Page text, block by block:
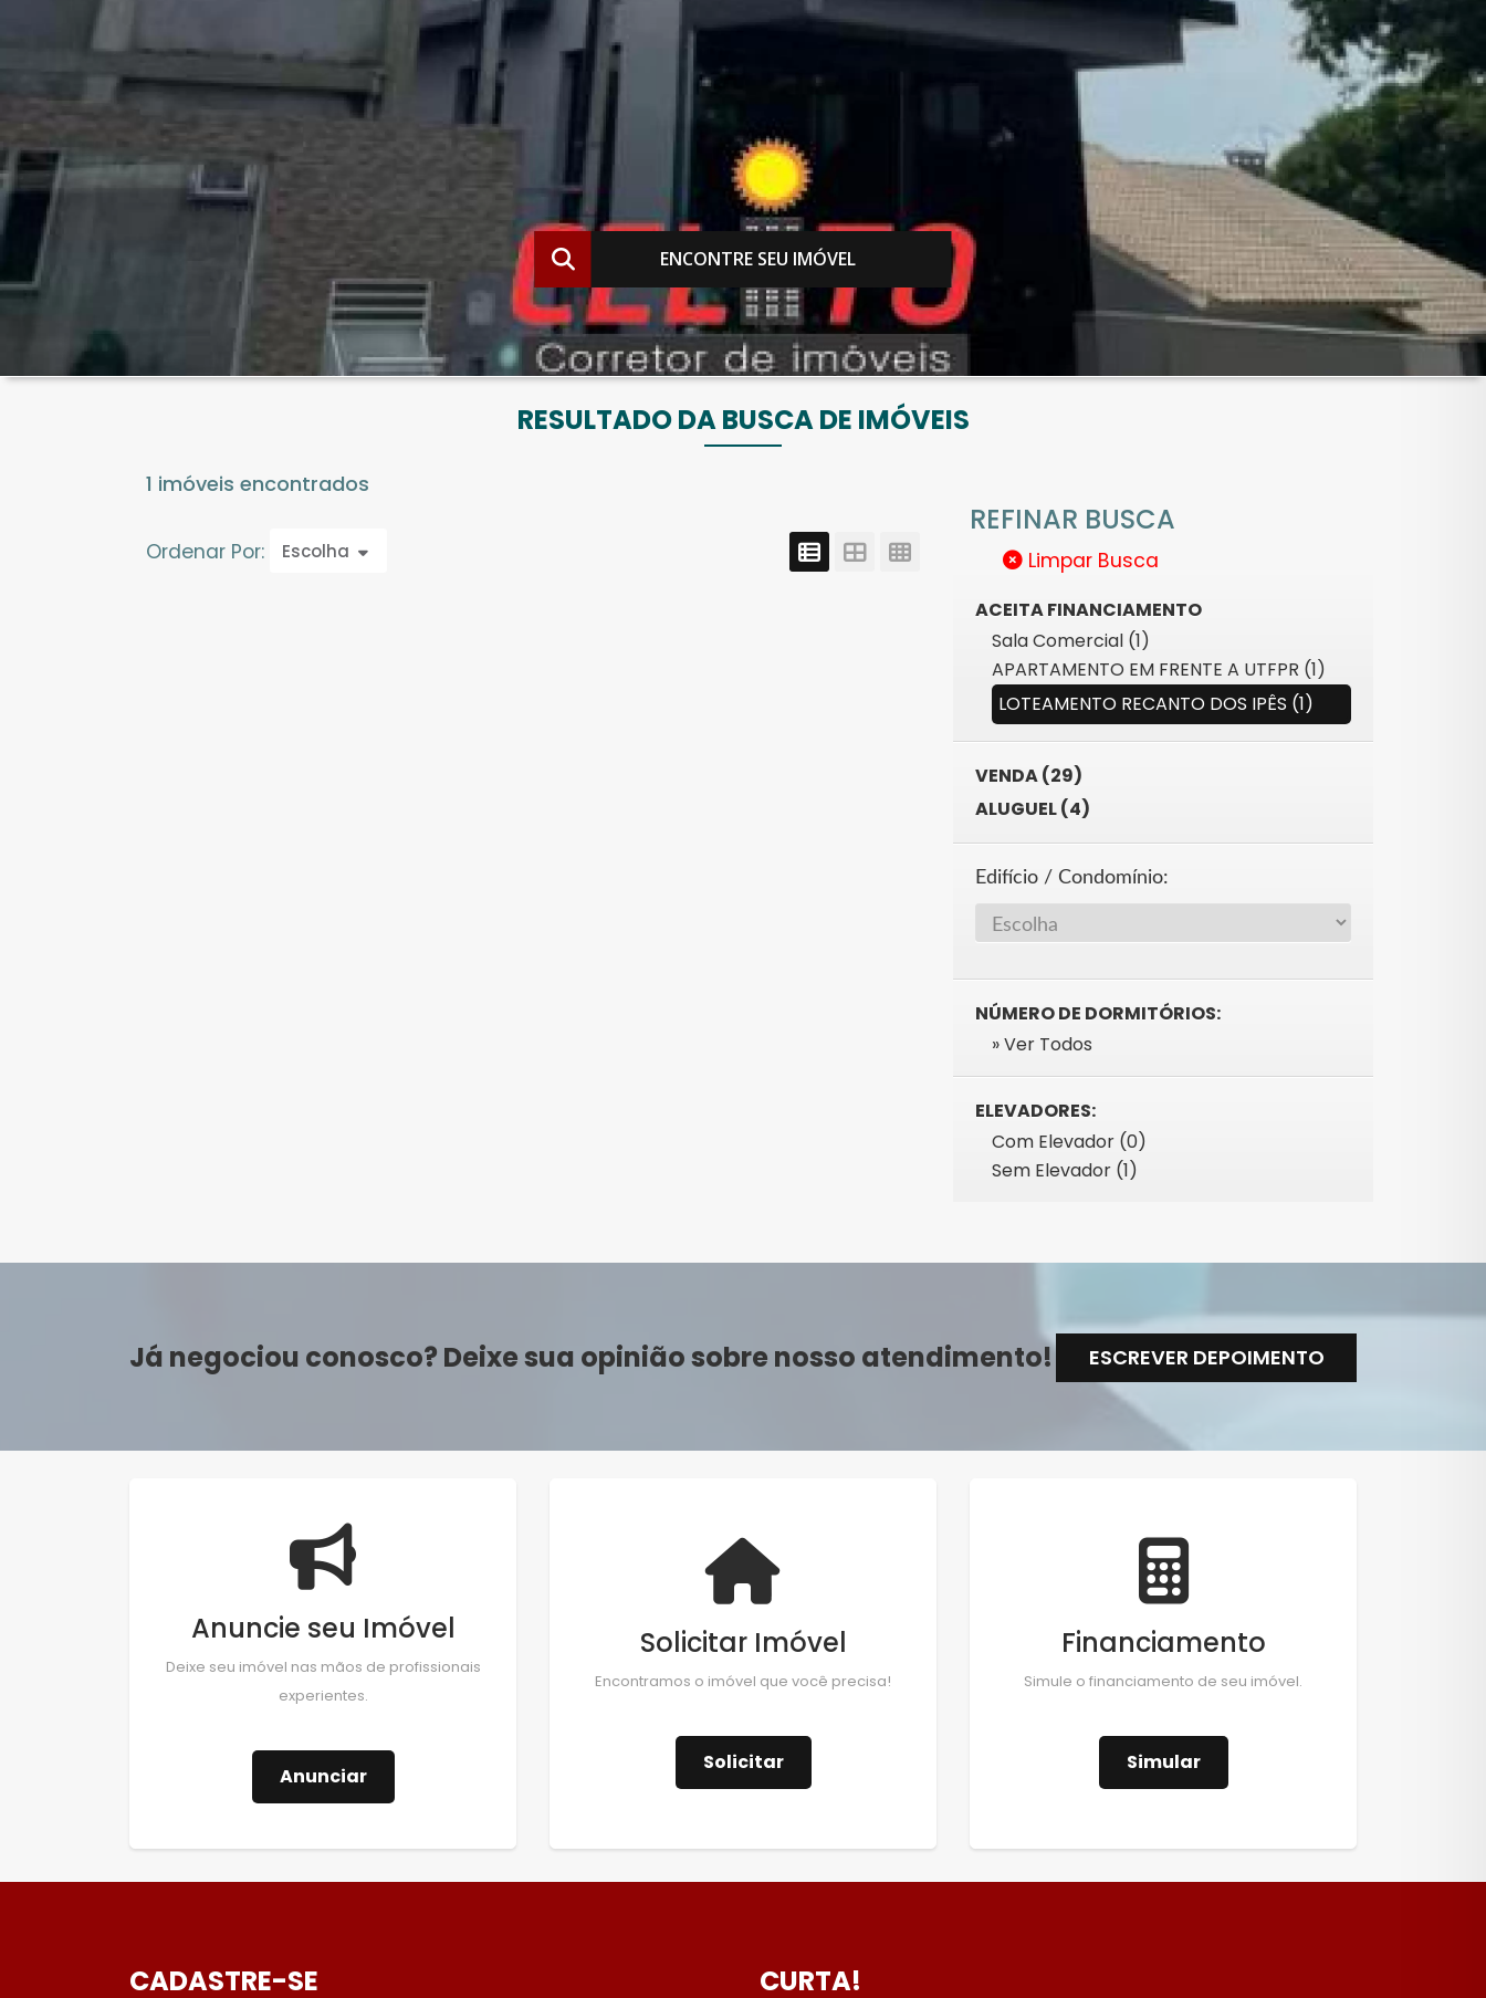
ENCONTRE SEU IMÓVEL
RESULTADO DA BUSCA DE IMÓVEIS
1 imóveis encontrados
Ordenar Por: Escolha
REFINAR BUSCA
Limpar Busca
ACEITA FINANCIAMENTO
Sala Comercial (1)
APARTAMENTO EM FRENTE A UTFPR (1)
LOTEAMENTO RECANTO DOS IPÊS (1)
VENDA (29)
ALUGUEL (4)
Edifício / Condomínio:
NÚMERO DE DORMITÓRIOS:
» Ver Todos
ELEVADORES:
Com Elevador (0)
Sem Elevador (1)
Já negociou conosco? Deixe sua opinião sobre nosso atendimento! ESCREVER DEPOIMENTO
Anuncie seu Imóvel
Deixe seu imóvel nas mãos de profissionais
experientes.
Anunciar
Solicitar Imóvel
Encontramos o imóvel que você precisa!
Solicitar
Financiamento
Simule o financiamento de seu imóvel.
Simular
CADASTRE-SE CURTA!